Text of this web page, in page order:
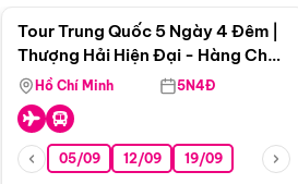
15/10 29/10
Tour Trung Quốc 5 Ngày 4 Đêm |
Thượng Hải Hiện Đại - Hàng Châu
Nên Thơ - Ô Trấn Cổ Kính
Hồ Chí Minh 5N4Đ
05/09 12/09 19/09